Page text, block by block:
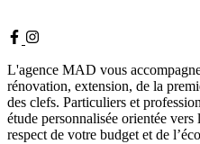
L'agence MAD vous
rénovation, extension, de la
des clefs. Particuliers et
étude personnalisée orientée
respect de votre budget et de